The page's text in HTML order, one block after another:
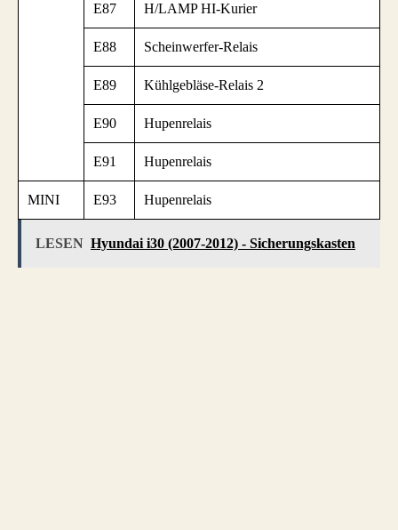
E87 H/LAMP HI-Kurier
E88 Scheinwerfer-Relais
E89 Kühlgebläse-Relais 2
E90 Hupenrelais
E91 Hupenrelais
MINI E93 Hupenrelais
LESEN Hyundai i30 (2007-2012) - Sicherungskasten